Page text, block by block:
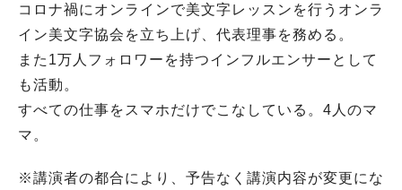
コロナ禍にオンラインで美文字レッスンを行うオンラ
イン美文字協会を立ち上げ、代表理事を務める。
また1万人フォロワーを持つインフルエンサーとして
も活動。
すべての仕事をスマホだけでこなしている。4人のマ
マ。
※講演者の都合により、予告なく講演内容が変更にな